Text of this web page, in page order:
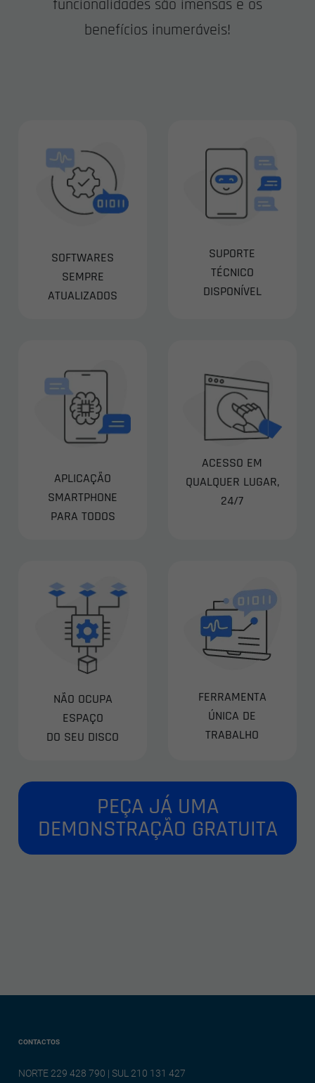
funcionalidades são imensas e os
benefícios inumeráveis!
SOFTWARES
SEMPRE
ATUALIZADOS
SUPORTE
TÉCNICO
DISPONÍVEL
APLICAÇÃO
SMARTPHONE
PARA TODOS
ACESSO EM
QUALQUER LUGAR,
24/7
NÃO OCUPA
ESPAÇO
DO SEU DISCO
FERRAMENTA
ÚNICA DE
TRABALHO
PEÇA JÁ UMA
DEMONSTRAÇÃO GRATUITA
CONTACTOS
NORTE 229 428 790 | SUL 210 131 427